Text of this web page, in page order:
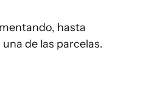
hasta
de las parcelas.